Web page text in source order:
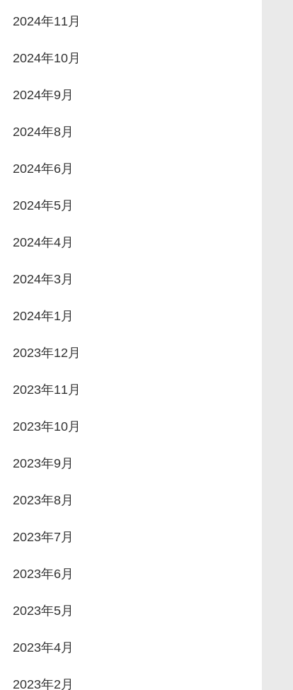
2024年11月
2024年10月
2024年9月
2024年8月
2024年6月
2024年5月
2024年4月
2024年3月
2024年1月
2023年12月
2023年11月
2023年10月
2023年9月
2023年8月
2023年7月
2023年6月
2023年5月
2023年4月
2023年2月